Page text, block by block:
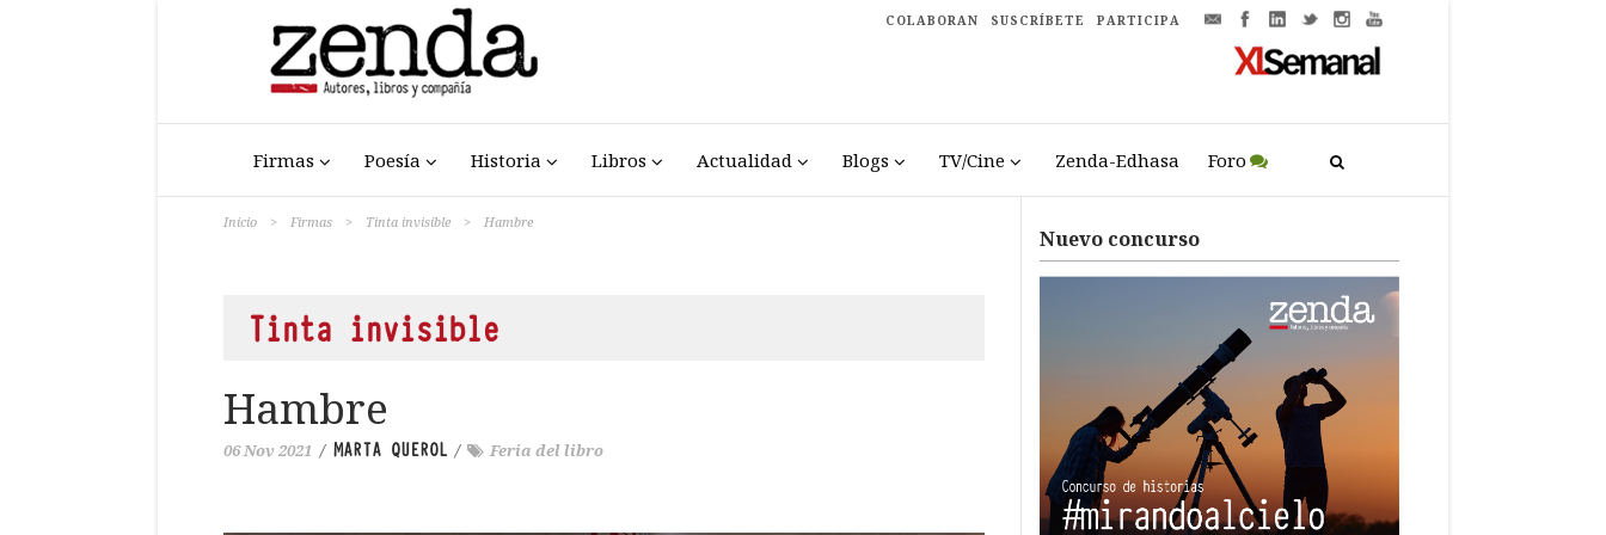
COLABORAN SUSCRÍBETE PARTICIPA
Firmas Poesía Historia Libros Actualidad Blogs TV/Cine Zenda-Edhasa Foro
Inicio > Firmas > Tinta invisible > Hambre
Tinta invisible
Hambre
06 Nov 2021 / MARTA QUEROL / Feria del libro
Nuevo concurso